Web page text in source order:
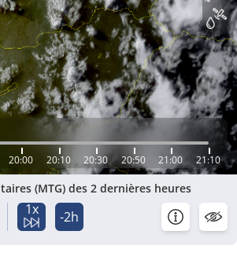
20:00 20:10 20:30 20:50 21:00 21:10
(MTG) des 2 dernières heures
1x -2h